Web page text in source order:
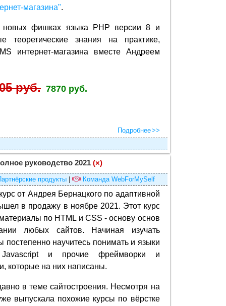
магазина".
фишках языка PHP версии 8 и
теоретические знания на практике,
интернет-магазина вместе Андреем
руб. 7870 руб.
Подробнее
руководство 2021 (×)
продукты| Команда WebForMySelf
от Андрея Бернацкого по адаптивной
в продажу в ноябре 2021. Этот курс
по HTML и CSS - основу основ
любых сайтов. Начиная изучать
постепенно научитесь понимать и языки
и прочие фреймворки и
которые на них написаны.
в теме сайтостроения. Несмотря на
выпускала похожие курсы по вёрстке